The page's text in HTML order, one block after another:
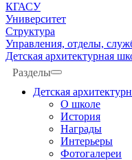
КГАСУ
Университет
Структура
Управления, отделы,
Детская архитектурная
Разделы
Детская
О школе
История
Награды
Интерьеры
Фотогалереи